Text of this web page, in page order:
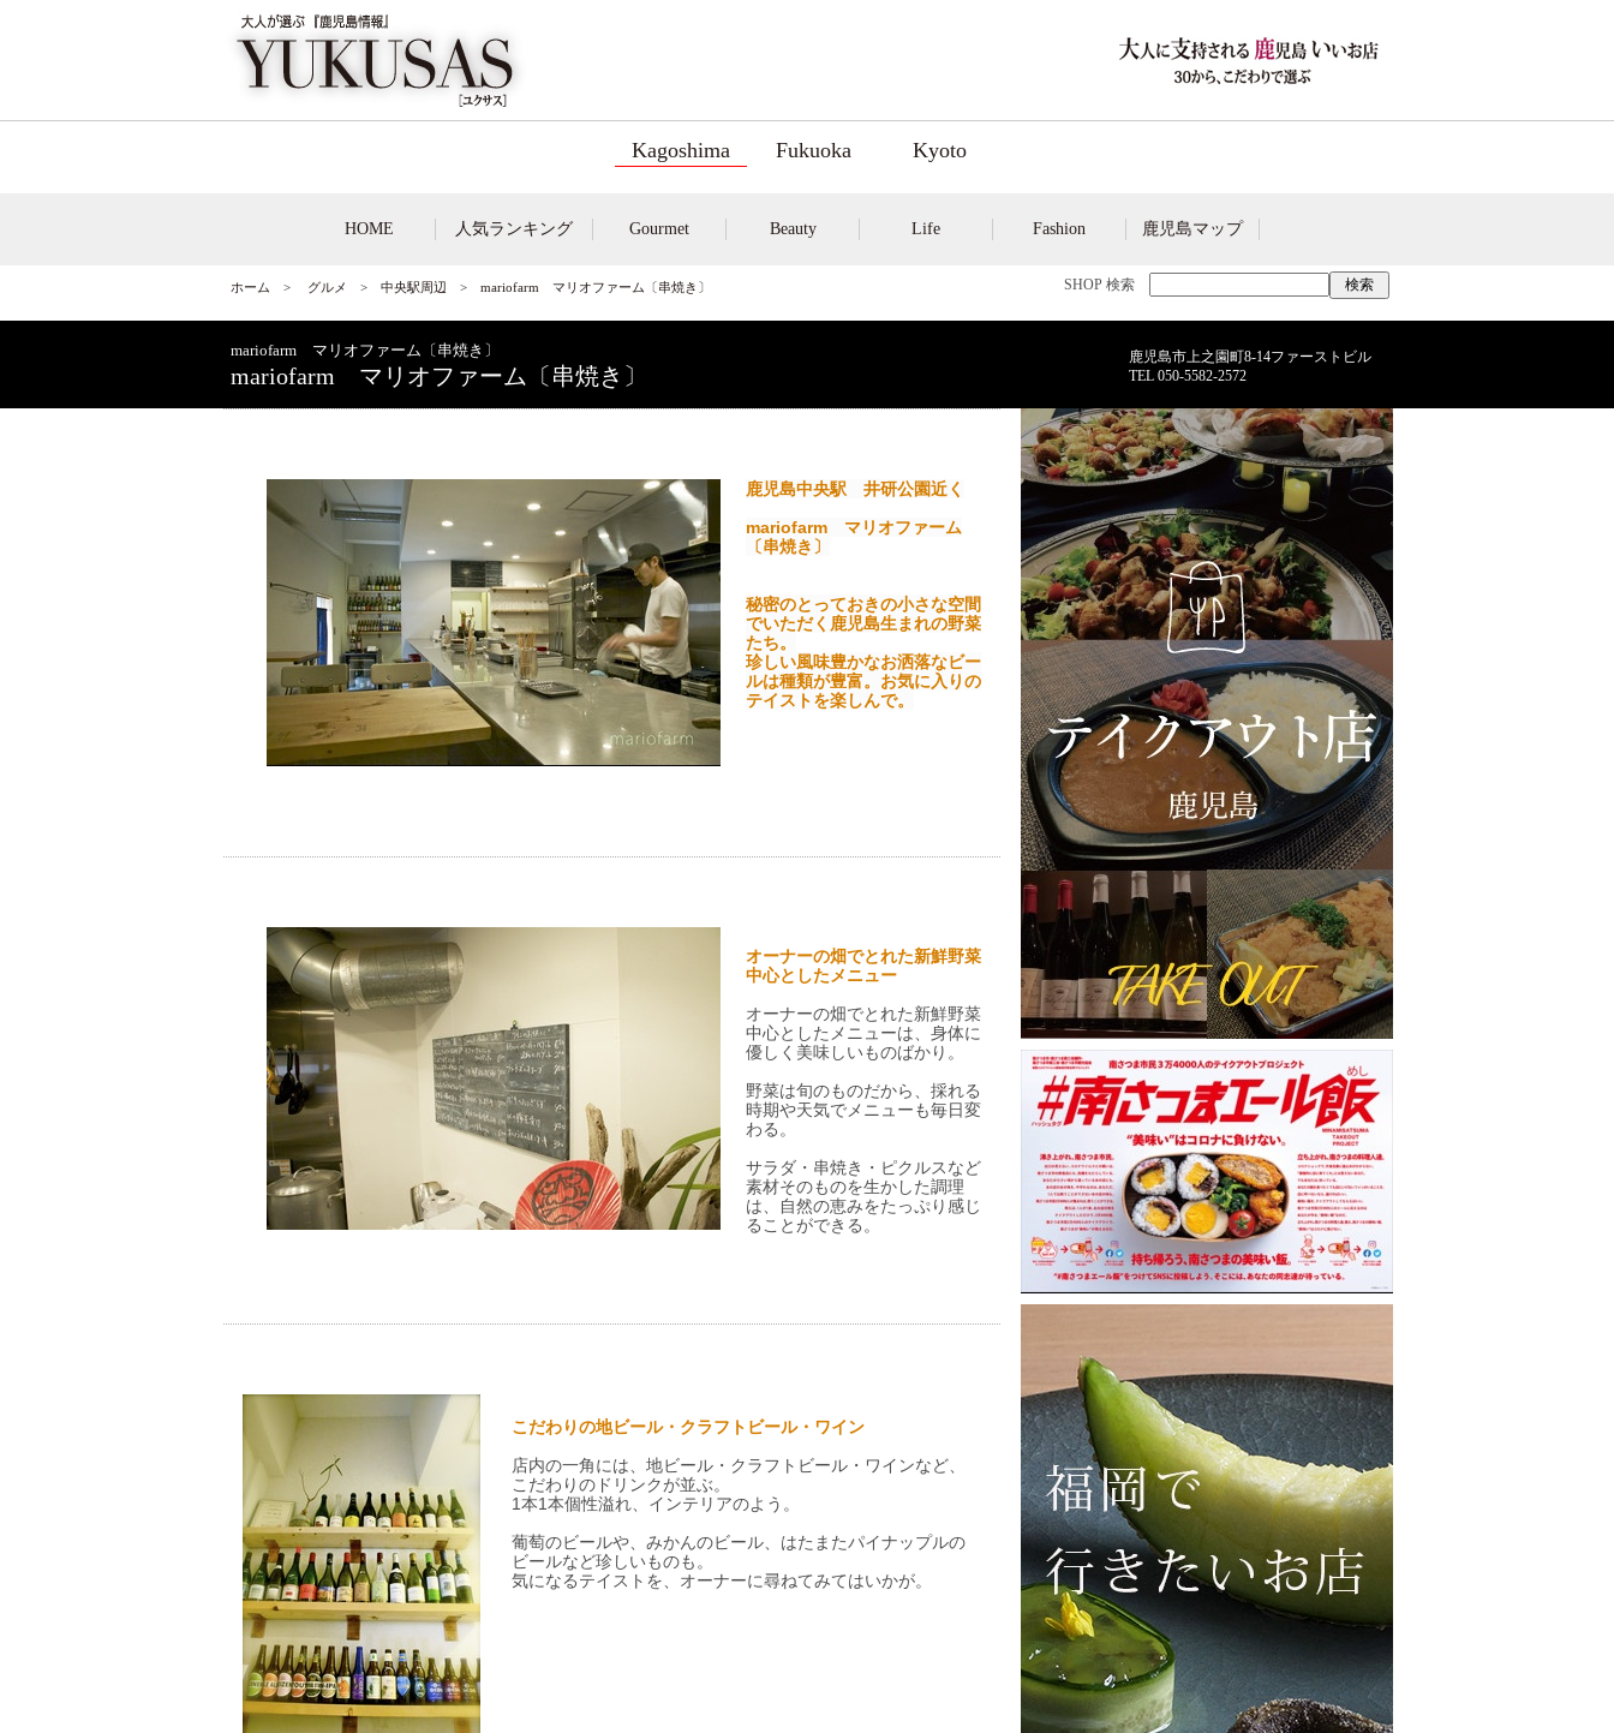
Kagoshima Fukuoka Kyoto
HOME 人気ランキング Gourmet Beauty Life Fashion 鹿児島マップ
ホーム > グルメ > 中央駅周辺 > mariofarm マリオファーム〔串焼き〕 SHOP 検索
mariofarm マリオファーム〔串焼き〕
mariofarm マリオファーム〔串焼き〕
鹿児島市上之園町8-14ファーストビル
TEL 050-5582-2572
鹿児島中央駅 井研公園近く
mariofarm マリオファーム
〔串焼き〕
秘密のとっておきの小さな空間
でいただく鹿児島生まれの野菜
たち。
珍しい風味豊かなお洒落なビー
ルは種類が豊富。お気に入りの
テイストを楽しんで。
オーナーの畑でとれた新鮮野菜
中心としたメニュー
オーナーの畑でとれた新鮮野菜
中心としたメニューは、身体に
優しく美味しいものばかり。
野菜は旬のものだから、採れる
時期や天気でメニューも毎日変
わる。
サラダ・串焼き・ピクルスなど
素材そのものを生かした調理
は、自然の恵みをたっぷり感じ
ることができる。
こだわりの地ビール・クラフトビール・ワイン
店内の一角には、地ビール・クラフトビール・ワインなど、
こだわりのドリンクが並ぶ。
1本1本個性溢れ、インテリアのよう。
葡萄のビールや、みかんのビール、はたまたパイナップルの
ビールなど珍しいものも。
気になるテイストを、オーナーに尋ねてみてはいかが。